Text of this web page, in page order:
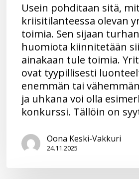
Usein pohditaan sitä,
kriisitilanteessa olevan
toimia. Sen sijaan
huomiota kiinnitetään
ainakaan tule toimia.
ovat tyypillisesti
enemmän tai
ja uhkana voi olla
konkurssi. Tällöin on
Oona Keski-Vakkuri
24.11.2025